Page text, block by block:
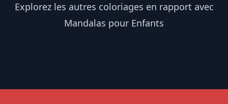
Explorez les autres coloriages en rapport avec
Mandalas pour Enfants